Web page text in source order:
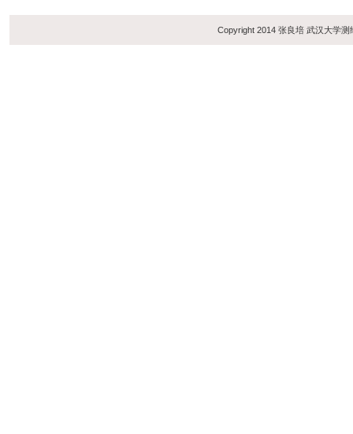
Copyright 2014 张良培 武汉大学